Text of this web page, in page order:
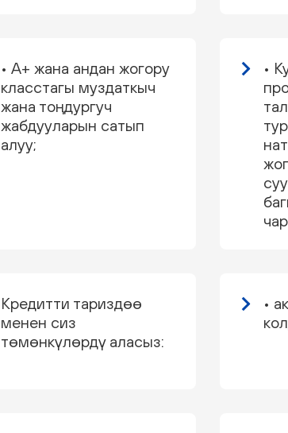
• A+ жана андан жогору
класстагы муздаткыч
жана тоңдургуч
жабдууларын сатып
алуу;
•
Кредитти тариздөө
менен сиз
төмөнкүлөрдү аласыз:
•